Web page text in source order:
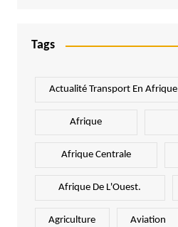
Tags
Actualité Transport En Afrique
Afrique
Afrique Centrale
Afrique De L'Ouest.
Agriculture Aviation